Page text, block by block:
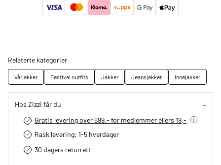
Relaterte kategorier
Vårjakker Festival outfits Jakker Jeansjakker Innejakker
Hos Zizzi får du
Gratis levering over 699.- for medlemmer ellers 19,-
Rask levering: 1-5 hverdager
30 dagers returrett